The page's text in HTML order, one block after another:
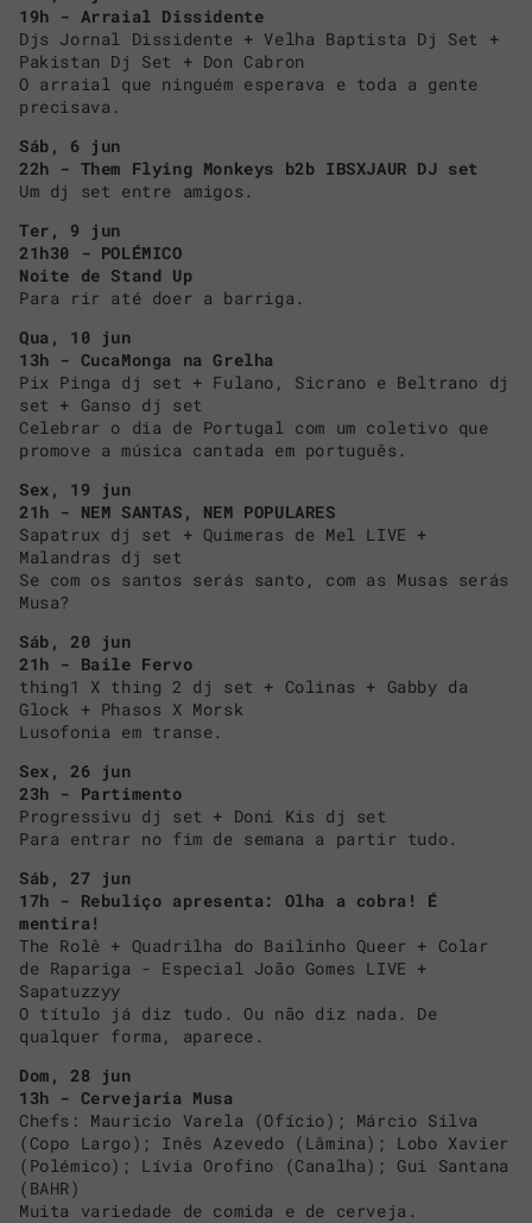
19h - Arraial Dissidente
Djs Jornal Dissidente + Velha Baptista Dj Set +
Pakistan Dj Set + Don Cabron
O arraial que ninguém esperava e toda a gente
precisava.
Sáb, 6 jun
22h - Them Flying Monkeys b2b IBSXJAUR DJ set
Um dj set entre amigos.
Ter, 9 jun
21h30 - POLÉMICO
Noite de Stand Up
Para rir até doer a barriga.
Qua, 10 jun
13h - CucaMonga na Grelha
Pix Pinga dj set + Fulano, Sicrano e Beltrano dj
set + Ganso dj set
Celebrar o dia de Portugal com um coletivo que
promove a música cantada em português.
Sex, 19 jun
21h - NEM SANTAS, NEM POPULARES
Sapatrux dj set + Quimeras de Mel LIVE +
Malandras dj set
Se com os santos serás santo, com as Musas serás
Musa?
Sáb, 20 jun
21h - Baile Fervo
thing1 X thing 2 dj set + Colinas + Gabby da
Glock + Phasos X Morsk
Lusofonia em transe.
Sex, 26 jun
23h - Partimento
Progressivu dj set + Doni Kis dj set
Para entrar no fim de semana a partir tudo.
Sáb, 27 jun
17h - Rebuliço apresenta: Olha a cobra! É
mentira!
The Rolê + Quadrilha do Bailinho Queer + Colar
de Rapariga - Especial João Gomes LIVE +
Sapatuzzyy
O título já diz tudo. Ou não diz nada. De
qualquer forma, aparece.
Dom, 28 jun
13h - Cervejaria Musa
Chefs: Mauricio Varela (Ofício); Márcio Silva
(Copo Largo); Inês Azevedo (Lâmina); Lobo Xavier
(Polémico); Lívia Orofino (Canalha); Gui Santana
(BAHR)
Muita variedade de comida e de cerveja.